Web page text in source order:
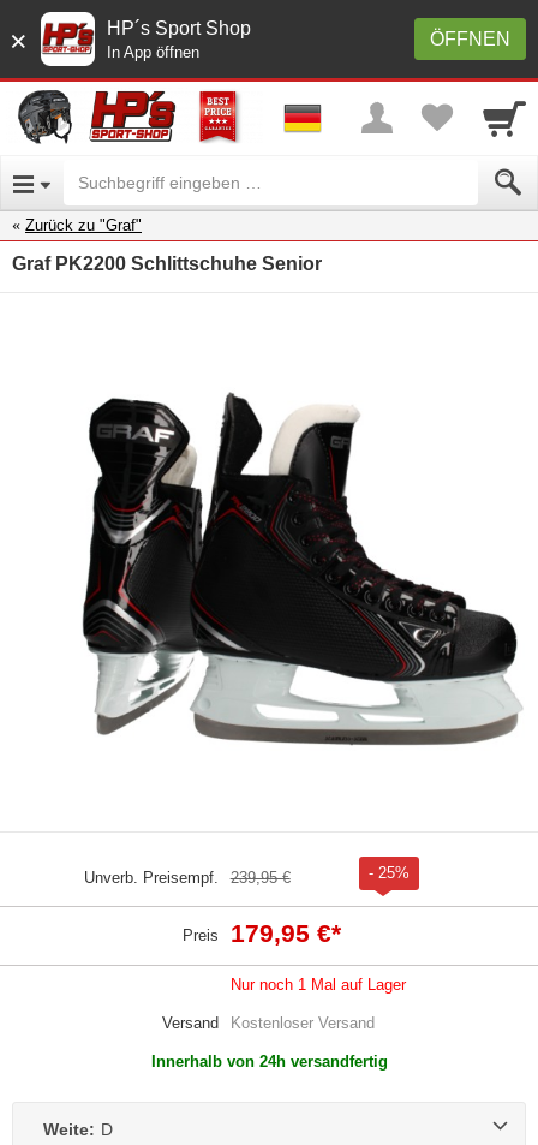
× ÖFFNEN
HP´s Sport Shop
In App öffnen
Zurück zu "Graf"
Graf PK2200 Schlittschuhe Senior
Unverb. Preisempf. 239,95 € - 25%
Preis 179,95 €*
Nur noch 1 Mal auf Lager
Versand Kostenloser Versand
Innerhalb von 24h versandfertig
Weite: D